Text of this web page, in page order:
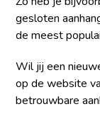
gesloten
de meest
Wil jij een
op de website
betrouwbare